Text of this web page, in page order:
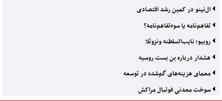
ال‌نینو در کمین رشد اقتصادی
تفاهم‌نامه یا سوءتفاهم‌نامه؟
روبیو؛ نایب‌السلطنه ونزوئلا
هشدار درباره بن بست روسیه
معمای هزینه‌های گم‌شده در توسعه
سوخت معدنی فوتبال مراکش